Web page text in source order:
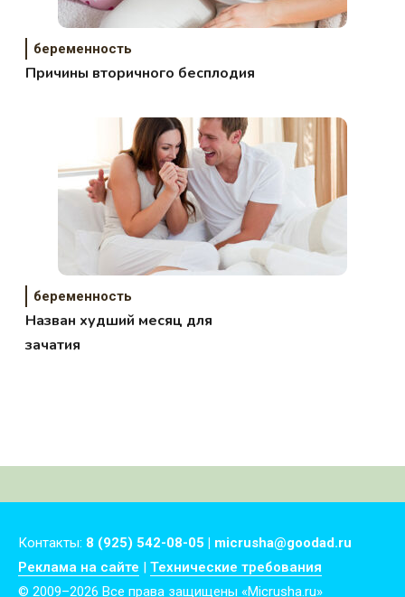
беременность
Причины вторичного бесплодия
беременность
Назван худший месяц для
зачатия
Контакты: 8 (925) 542-08-05 | micrusha@goodad.ru
Реклама на сайте | Технические требования
© 2009–2026 Все права защищены «Micrusha.ru»